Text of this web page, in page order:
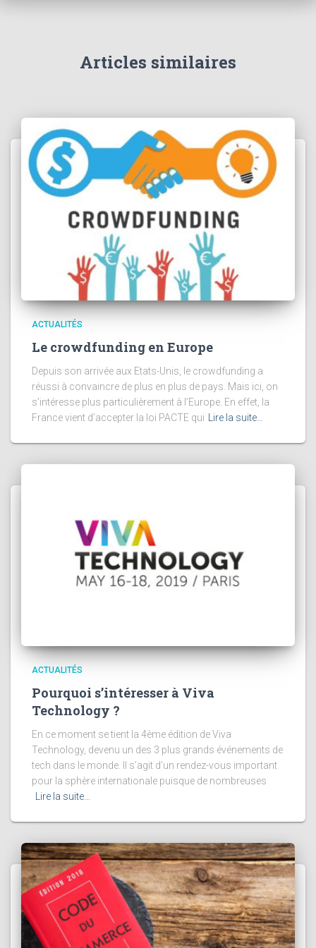
Articles similaires
ACTUALITÉS
Le crowdfunding en Europe
Depuis son arrivée aux Etats-Unis, le crowdfunding a
réussi à convaincre de plus en plus de pays. Mais ici, on
s’intéresse plus particulièrement à l’Europe. En effet, la
France vient d’accepter la loi PACTE qui
Lire la suite…
ACTUALITÉS
Pourquoi s’intéresser à Viva
Technology ?
En ce moment se tient la 4ème édition de Viva
Technology, devenu un des 3 plus grands événements de
tech dans le monde. Il s’agit d’un rendez-vous important
pour la sphère internationale puisque de nombreuses
Lire la suite…